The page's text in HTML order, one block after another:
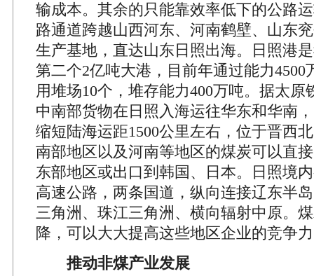
输成本。其余的只能靠效率低下的公路
路通道跨越山西河东、河南鹤壁、山东
生产基地，直达山东日照出海。日照港
第二个2亿吨大港，目前年通过能力4500
用堆场10个，堆存能力400万吨。据太原
中南部货物在日照入海运往华东和华南
缩短陆海运距1500公里左右，位于晋西
南部地区以及河南等地区的煤炭可以直
东部地区或出口到韩国、日本。日照境
高速公路，两条国道，纵向连接辽东半
三角洲、珠江三角洲、横向辐射中原。
降，可以大大提高这些地区企业的竞争
推动非煤产业发展